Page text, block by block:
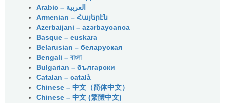
Armenian – Հայերէն
Azerbaijani – azərbaycanca
Basque – euskara
Belarusian – беларуская
Bengali – বাংলা
Bulgarian – български
Catalan – català
Chinese – 中文（简体中文）
Chinese – 中文 (繁體中文)